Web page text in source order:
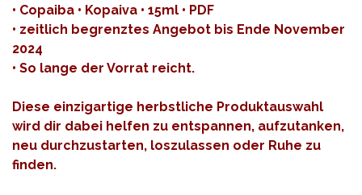
• Copaiba • Kopaiva • 15ml • PDF
• zeitlich begrenztes Angebot bis Ende November
2024
• So lange der Vorrat reicht.
Diese einzigartige herbstliche Produktauswahl
wird dir dabei helfen zu entspannen, aufzutanken,
neu durchzustarten, loszulassen oder Ruhe zu
finden.